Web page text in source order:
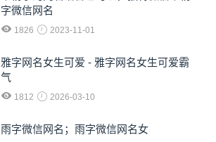
字微信网名
1826 2023-11-01
雅字网名女生可爱 - 雅字网名女生可爱霸
气
1812 2026-03-10
雨字微信网名；雨字微信网名女